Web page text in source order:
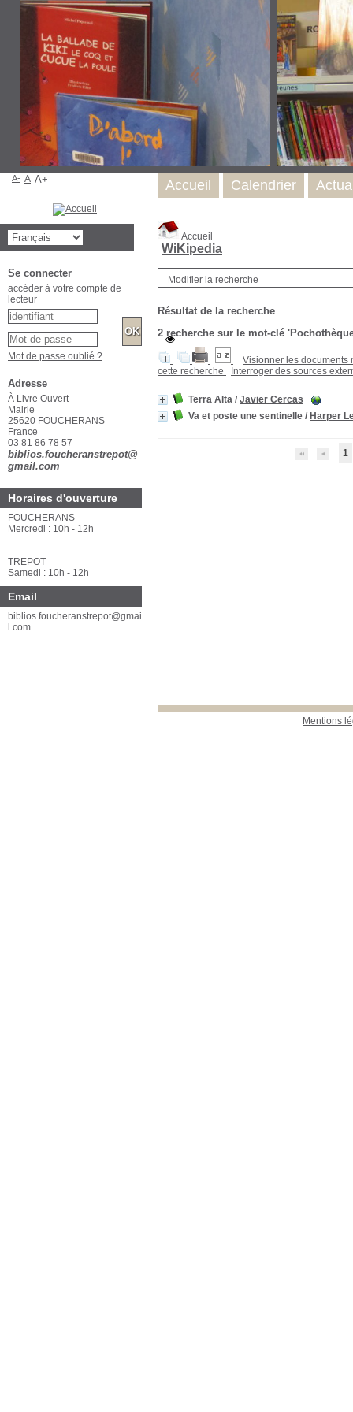
Accueil
WiKipedia
Modifier la recherche
Résultat de la recherche
2 recherche sur le mot-clé
Visionner les documents
cette recherche
Interroger des sources
Terra Alta / Javier Cercas
Va et poste une sentinelle / Harper
1
Mentions
Accueil Calendrier
A- A A+
Se connecter
accéder à votre compte de
lecteur
Mot de passe oublié ?
Adresse
À Livre Ouvert
Mairie
25620 FOUCHERANS
France
03 81 86 78 57
biblios.foucheranstrepot@
gmail.com
Horaires d'ouverture
FOUCHERANS
Mercredi : 10h - 12h
TREPOT
Samedi : 10h - 12h
Email
biblios.foucheranstrepot@gmai
l.com